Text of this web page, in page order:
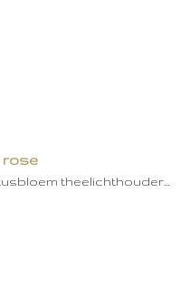
rose
theelichthouder…